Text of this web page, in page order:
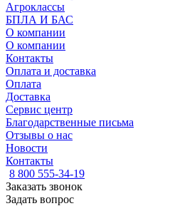
Агроклассы
БПЛА И БАС
О компании
О компании
Контакты
Оплата и доставка
Оплата
Доставка
Сервис центр
Благодарственные письма
Отзывы о нас
Новости
Контакты
8 800 555-34-19
Заказать звонок
Задать вопрос